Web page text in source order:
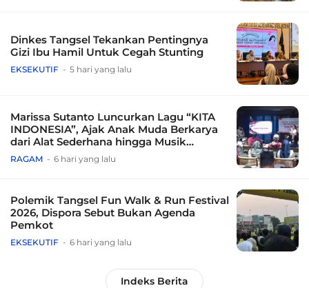
Dinkes Tangsel Tekankan Pentingnya
Gizi Ibu Hamil Untuk Cegah Stunting
EKSEKUTIF 5 hari yang lalu
Marissa Sutanto Luncurkan Lagu “KITA
INDONESIA”, Ajak Anak Muda Berkarya
dari Alat Sederhana hingga Musik
Tradisional
RAGAM 6 hari yang lalu
Polemik Tangsel Fun Walk & Run Festival
2026, Dispora Sebut Bukan Agenda
Pemkot
EKSEKUTIF 6 hari yang lalu
Indeks Berita